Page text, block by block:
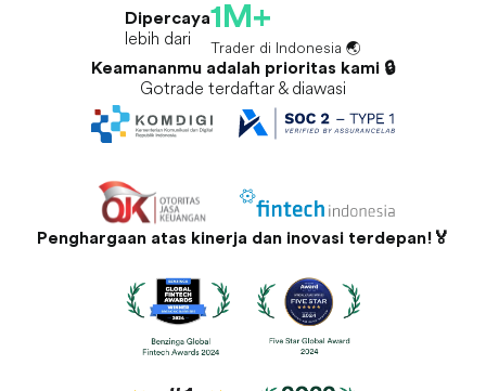
Dipercaya
lebih dari
1M+
Trader di Indonesia 🌏
Keamananmu adalah prioritas kami 🔒
Gotrade terdaftar & diawasi
Penghargaan atas kinerja dan inovasi terdepan!🏅